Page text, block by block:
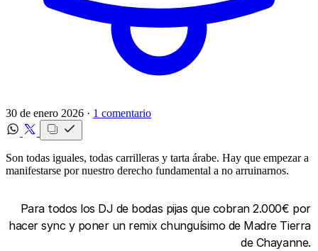
30 de enero 2026 · 1 comentario
Son todas iguales, todas carrilleras y tarta árabe. Hay que empezar a
manifestarse por nuestro derecho fundamental a no arruinarnos.
Para todos los DJ de bodas pijas que cobran 2.000€ por
hacer sync y poner un remix chunguísimo de Madre Tierra
de Chayanne.